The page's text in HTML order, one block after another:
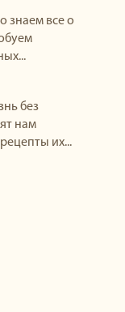
знаем все о
без
нам
их...